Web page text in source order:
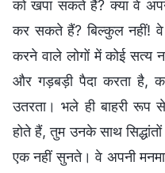
को खपा सकते हैं? क्या वे
कर सकते हैं? बिल्कुल नहीं!
करने वाले लोगों में कोई सत्य
और गड़बड़ी पैदा करता है,
उतरता। भले ही बाहरी रूप
होते हैं, तुम उनके साथ
एक नहीं सुनते। वे अपनी